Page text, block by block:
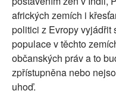
afrických zemích i
politici z Evropy vyjádřit
populace v těchto
občanských práv a to
zpřístupněna nebo
uhoď.